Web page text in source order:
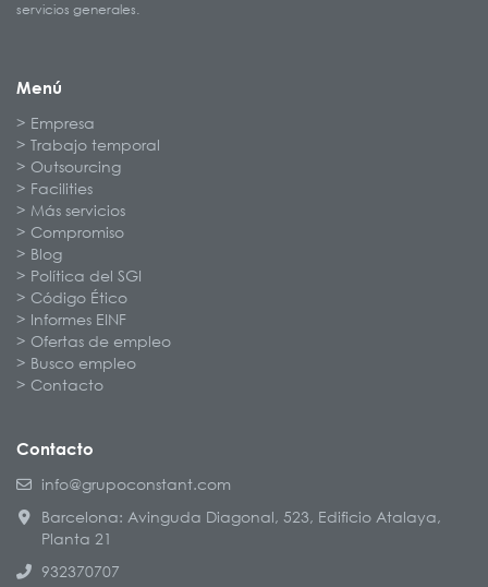
servicios generales.
Menú
Empresa
Trabajo temporal
Outsourcing
Facilities
Más servicios
Compromiso
Blog
Política del SGI
Código Ético
Informes EINF
Ofertas de empleo
Busco empleo
Contacto
Contacto
info@grupoconstant.com
Barcelona: Avinguda Diagonal, 523, Edificio Atalaya,
Planta 21
932370707